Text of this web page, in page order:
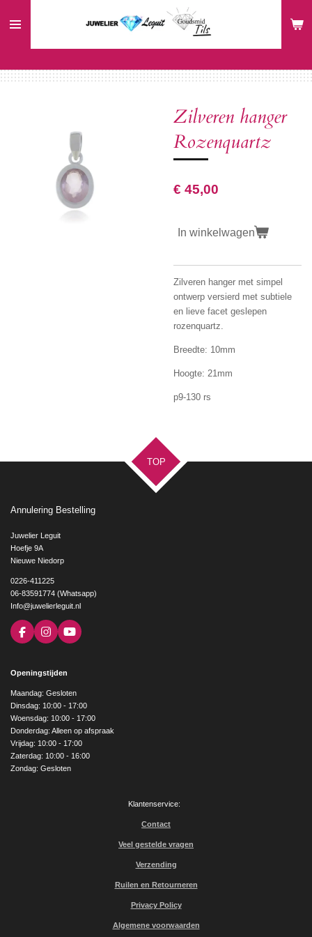
direct
hoofdinhoud
Zilveren hanger
Rozenquartz
€ 45,00
In winkelwagen
Zilveren hanger met simpel
ontwerp versierd met subtiele
en lieve facet geslepen
rozenquartz.
Breedte: 10mm
Hoogte: 21mm
p9-130 rs
TOP
Annulering Bestelling
Juwelier Leguit
Hoefje 9A
Nieuwe Niedorp
0226-411225
06-83591774 (Whatsapp)
Info@juwelierleguit.nl
F
a
b
o
k
I
n
a
g
r
a
m
Y
o
e
Openingstijden
Maandag: Gesloten
Dinsdag: 10:00 - 17:00
Woensdag: 10:00 - 17:00
Donderdag: Alleen op afspraak
Vrijdag: 10:00 - 17:00
Zaterdag: 10:00 - 16:00
Zondag: Gesloten
Klantenservice:
Contact
Veel gestelde vragen
Verzending
Ruilen en Retourneren
Privacy Policy
Algemene voorwaarden